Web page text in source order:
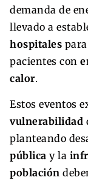
demanda de
llevado a
hospitales
pacientes con
calor.
Estos eventos
vulnerabilidad
planteando
pública y la
población